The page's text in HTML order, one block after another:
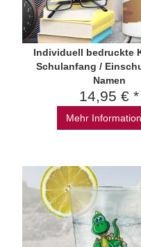
Individuell bedruckte
Schulanfang /
Namen
14,95 € *
Mehr